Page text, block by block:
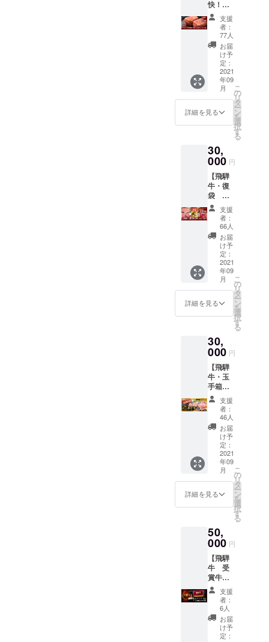
前です
がパッ
クに入
れてお
届けし
ます。
【配送
につい
て】 ・
冷蔵便
けしま
す。一
は真空
パック
でお届
けする
場合が
ござい
ます。
※「冷
凍」が
ご希望
の場合
は備考
欄に記
載くだ
さい。
・到着
しまし
たらお
早目に
上がり
くださ
い。 ・
9月7日
より順
次お届
けしま
す。 ・
お肉の
重なっ
た部分
が黒く
変色し
ている
場合が
ござい
ます
が、品
質に問
ざいま
せん。
す。一
部商品
は真空
パック
でお届
けする
場合が
ござい
ます。
※「冷
ご希望
の場合
載くだ
さい。
・到着
しまし
たらお
早目に
お召し
上がり
くださ
い。 ・
9月7日
より順
次お届
けしま
す。 ・
重なっ
た部分
ている
場合が
ござい
ます
が、品
質に問
題はご
ざいま
せん。
身肉
250g／
霜降り
肉250g)
・朴葉
味噌
200g（
朴葉２
枚付
き）
【飛騨
高山の
噌】 飛
騨旅行
の名物
といえ
ば、朴
葉味噌
＆飛騨
牛 なか
なかコ
ロナで
旅行に
行けな
い中、
おうち
で楽し
める
セット
噌と飛
騨牛の
うまみ
が絡み
合い、
白いご
はんに
もよく
合いま
す。 朴
の葉の
上で味
噌と飛
騨牛、
お好み
やきの
こ加え
し上が
りくだ
さい。
七輪、
ホット
プレー
ト、フ
ライパ
ンで熱
するだ
けで 飛
騨の味
快！ブ
ロック
肉 食
べ比べ
1kg】
・御礼
の手紙
（飛騨
牛の畜
産農
家・お
肉屋さ
んよ
り） ・
ブロッ
ク肉1
㎏ A5
ランク
（霜降
りロー
ス肉
500g／
赤身肉
500g ）
【おす
すめの
食べ
方】 切
りたて
のおい
しさを
調理の
仕方で
楽しみ
方は
色々。
パー
ティ料
理や
BBQ、
おうち
での贅
沢にお
すすめ
です。
・おう
ちで簡
単！
を焼い
て、ア
ルミホ
イルで
包むだ
けで本
格ロー
スト
ビーフ
に！ ・
お好み
のサイ
支援
者：
77人
お届
け予
定：
2021
年09
月
詳細を見る
こ
の
リ
タ
ー
ン
を
選
択
す
る
30,
000 円
【飛騨
牛・復
袋 特
上
2kg】
・御礼
の手紙
（飛騨
牛の畜
産農
家・お
肉屋さ
んよ
り） ・
飛騨牛
（A5ラ
ク）：
2kg ※
部位は
おまか
せにな
りま
す。 ※
復袋１
㎏より
もプレ
ミアム
なお肉
や希少
部位が
はいり
ます。
【飛騨
は】 新
型コロ
ナの影
響で行
き場を
失いそ
うな飛
騨牛を
何とか
助けた
いとい
う「復
支援
者：
66人
お届
け予
定：
2021
年09
月
詳細を見る
こ
の
リ
タ
ー
ン
を
選
択
す
る
30,
000 円
【飛騨
牛・玉
手箱
プレミ
アム
1.2kg】
・御礼
の手紙
（飛騨
牛の畜
産農
家・お
肉屋さ
んよ
り） ・
飛騨牛
ン
ク）：
1.2kg
サーロ
イン／
赤身部
位／希
少部位
の食べ
比べ
セット
です。
支援
者：
46人
お届
け予
定：
2021
年09
月
詳細を見る
こ
の
リ
タ
ー
ン
を
選
択
す
る
50,
000 円
【飛騨
牛 受
賞牛
1kg】
・御礼
の手紙
（飛騨
牛の畜
産農
支援
者：
6人
お届
け予
定：